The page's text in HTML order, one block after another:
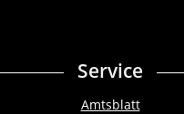
Service
Amtsblatt